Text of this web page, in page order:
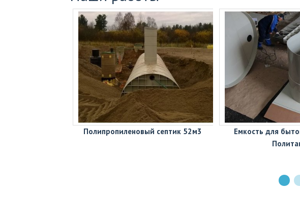
Полипропиленовый септик 52м3
Емкость для